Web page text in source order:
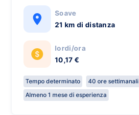
Soave
21 km di distanza
lordi/ora
10,17 €
Tempo determinato
40 ore settimanali
Almeno 1 mese di esperienza